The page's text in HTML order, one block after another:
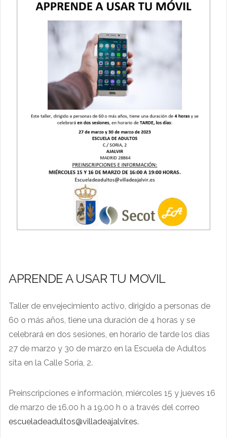
APRENDE A USAR TU MOVIL
Taller de envejecimiento activo, dirigido a personas de
60 o más años, tiene una duración de 4 horas y se
celebrará en dos sesiones, en horario de tarde los días
27 de marzo y 30 de marzo en la Escuela de Adultos
sita en la Calle Soria, 2.
Preinscripciones e información, miércoles 15 y jueves 16
de marzo de 16.00 h a 19.00 h o a través del correo
escueladeadultos@villadeajalvir.es.